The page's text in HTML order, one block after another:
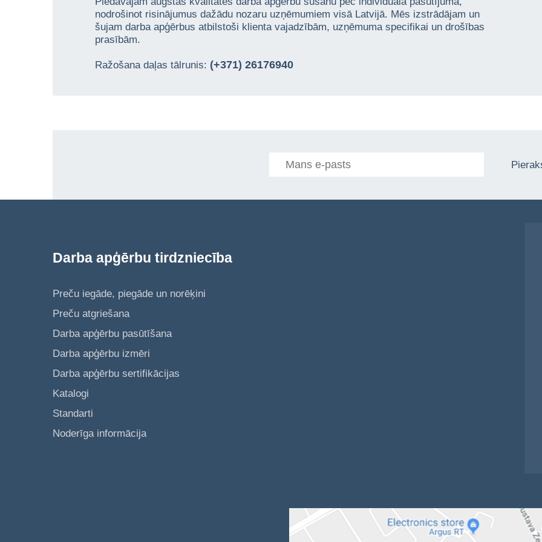
nodrošinot risinājumus dažādu nozaru uzņēmumiem visā Latvijā. Mēs izstrādājam un
šujam darba apģērbus atbilstoši klienta vajadzībām, uzņēmuma specifikai un drošības
prasībām.
Ražošana daļas tālrunis: (+371) 26176940
Darba apģērbu tirdzniecība
Preču iegāde, piegāde un norēķini
Preču atgriešana
Darba apģērbu pasūtīšana
Darba apģērbu izmēri
Darba apģērbu sertifikācijas
Katalogi
Standarti
Noderīga informācija